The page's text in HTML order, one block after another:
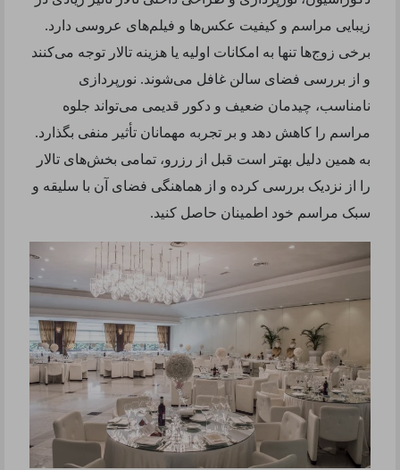
زیبایی مراسم و کیفیت عکس‌ها و فیلم‌های عروسی دارد.
برخی زوج‌ها تنها به امکانات اولیه یا هزینه تالار توجه می‌کنند
و از بررسی فضای سالن غافل می‌شوند. نورپردازی
نامناسب، چیدمان ضعیف و دکور قدیمی می‌تواند جلوه
مراسم را کاهش دهد و بر تجربه مهمانان تأثیر منفی بگذارد.
به همین دلیل بهتر است قبل از رزرو، تمامی بخش‌های تالار
را از نزدیک بررسی کرده و از هماهنگی فضای آن با سلیقه و
سبک مراسم خود اطمینان حاصل کنید.